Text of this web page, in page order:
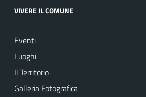
VIVERE IL COMUNE
Eventi
Luoghi
Il Territorio
Galleria Fotografica